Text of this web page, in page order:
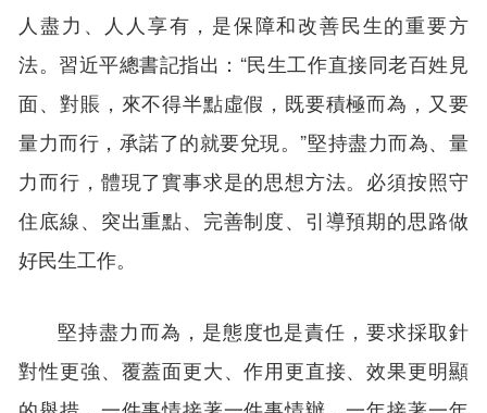
人盡力、人人享有，是保障和改善民生的重要方
法。習近平總書記指出：“民生工作直接同老百姓見
面、對賬，來不得半點虛假，既要積極而為，又要
量力而行，承諾了的就要兌現。”堅持盡力而為、量
力而行，體現了實事求是的思想方法。必須按照守
住底線、突出重點、完善制度、引導預期的思路做
好民生工作。
堅持盡力而為，是態度也是責任，要求採取針
對性更強、覆蓋面更大、作用更直接、效果更明顯